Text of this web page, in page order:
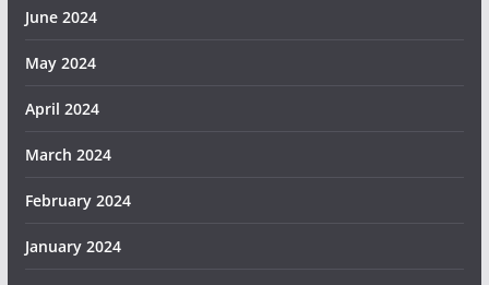
June 2024
May 2024
April 2024
March 2024
February 2024
January 2024